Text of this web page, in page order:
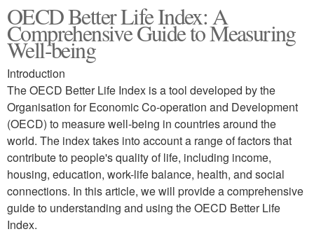
OECD Better Life Index: A
Comprehensive Guide to Measuring
Well-being
Introduction
The OECD Better Life Index is a tool developed by the
Organisation for Economic Co-operation and Development
(OECD) to measure well-being in countries around the
world. The index takes into account a range of factors that
contribute to people's quality of life, including income,
housing, education, work-life balance, health, and social
connections. In this article, we will provide a comprehensive
guide to understanding and using the OECD Better Life
Index.